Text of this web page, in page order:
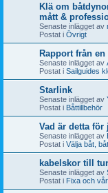
Klä om
mått &
Senaste inlägget av
Postat i Övrigt
Rapport från
Senaste inlägget av
Postat i Sailguides
Starlink
Senaste inlägget av
Postat i Båttillbehör
Vad är detta för
Senaste inlägget av
Postat i Välja båt,
kabelskor till
Senaste inlägget av
Postat i Fixa och